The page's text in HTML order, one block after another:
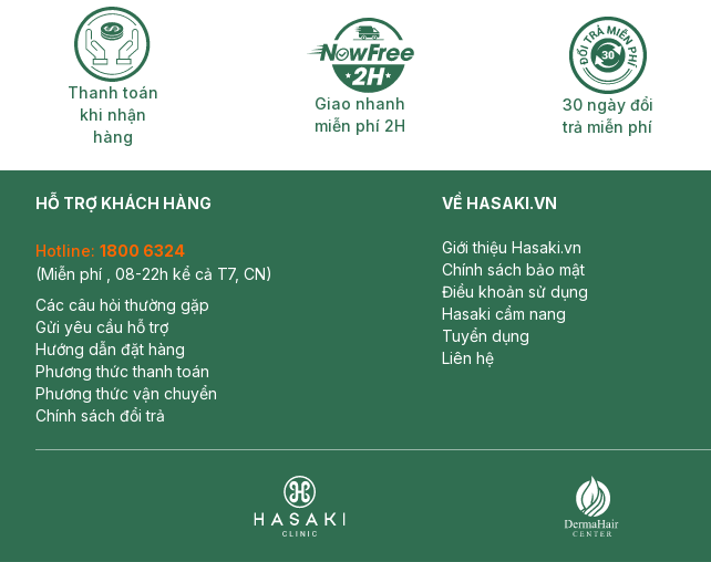
Thanh toán khi nhận hàng
Thanh toán
khi nhận
hàng
Giao nhanh miễn phí 2H
Giao nhanh
miễn phí 2H
30 ngày
30 ngày đổi
trả miễn phí
HỖ TRỢ KHÁCH HÀNG
Hotline: 1800 6324
(Miễn phí , 08-22h kể cả T7, CN)
Các câu hỏi thường gặp
Gửi yêu cầu hỗ trợ
Hướng dẫn đặt hàng
Phương thức thanh toán
Phương thức vận chuyển
Chính sách đổi trả
VỀ HASAKI.VN
Giới thiệu Hasaki.vn
Chính sách bảo mật
Điều khoản sử dụng
Hasaki cẩm nang
Tuyển dụng
Liên hệ